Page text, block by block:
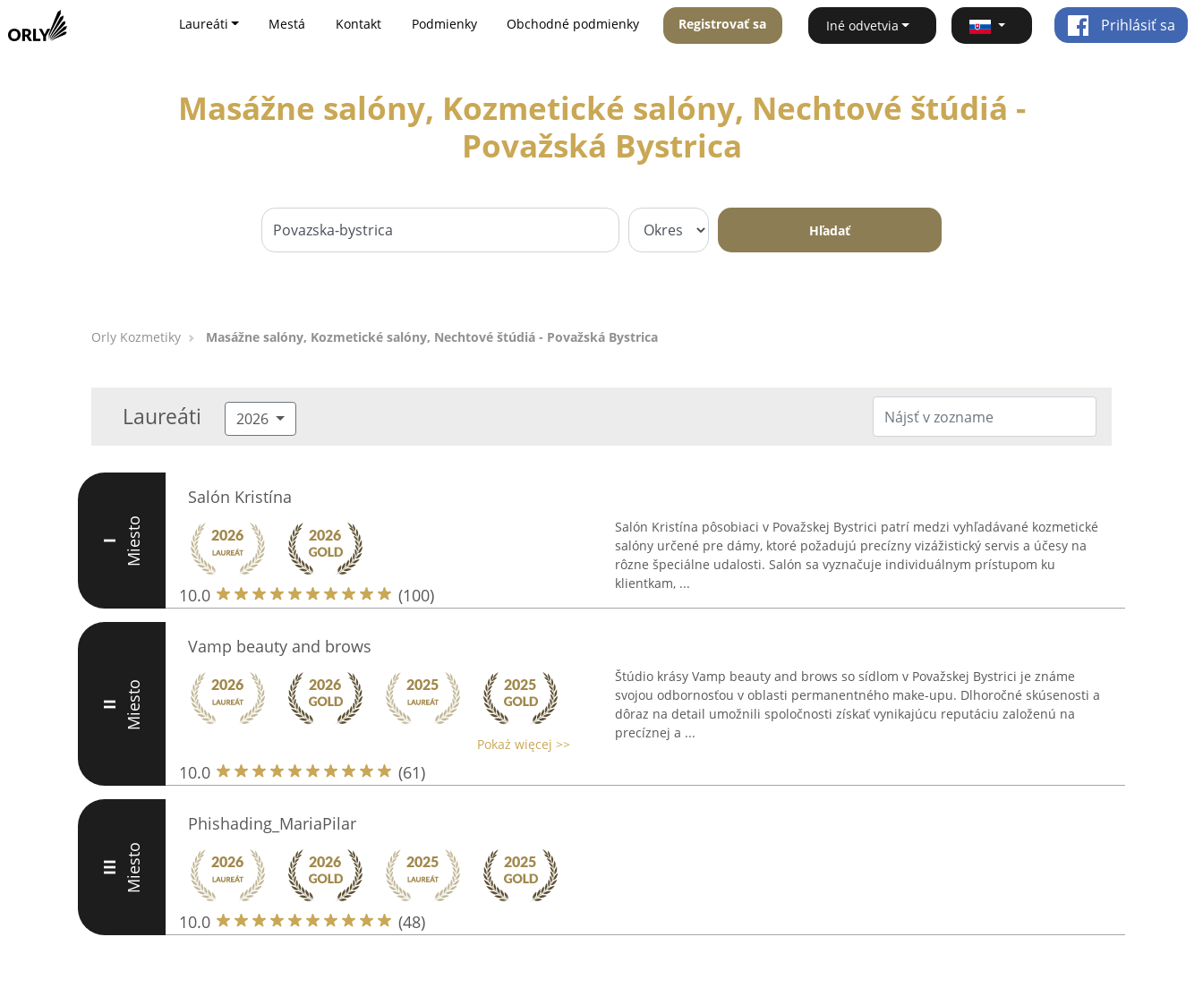
Laureáti Mestá Kontakt Podmienky Obchodné podmienky Registrovať sa Iné odvetvia Prihlásiť sa
Masážne salóny, Kozmetické salóny, Nechtové štúdiá -
Považská Bystrica
Hľadať
Orly Kozmetiky Masážne salóny, Kozmetické salóny, Nechtové štúdiá - Považská Bystrica
Laureáti 2026
I Miesto
Salón Kristína
10.0 (100)
Salón Kristína pôsobiaci v Považskej Bystrici patrí medzi vyhľadávané kozmetické
salóny určené pre dámy, ktoré požadujú precízny vizážistický servis a účesy na
rôzne špeciálne udalosti. Salón sa vyznačuje individuálnym prístupom ku
klientkam, ...
II Miesto
Vamp beauty and brows
Pokaż więcej >>
10.0 (61)
Štúdio krásy Vamp beauty and brows so sídlom v Považskej Bystrici je známe
svojou odbornosťou v oblasti permanentného make-upu. Dlhoročné skúsenosti a
dôraz na detail umožnili spoločnosti získať vynikajúcu reputáciu založenú na
precíznej a ...
III Miesto
Phishading_MariaPilar
10.0 (48)